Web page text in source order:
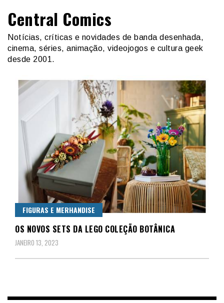
Central Comics
Notícias, críticas e novidades de banda desenhada,
cinema, séries, animação, videojogos e cultura geek
desde 2001.
FIGURAS E MERHANDISE
OS NOVOS SETS DA LEGO COLEÇÃO BOTÂNICA
JANEIRO 13, 2023